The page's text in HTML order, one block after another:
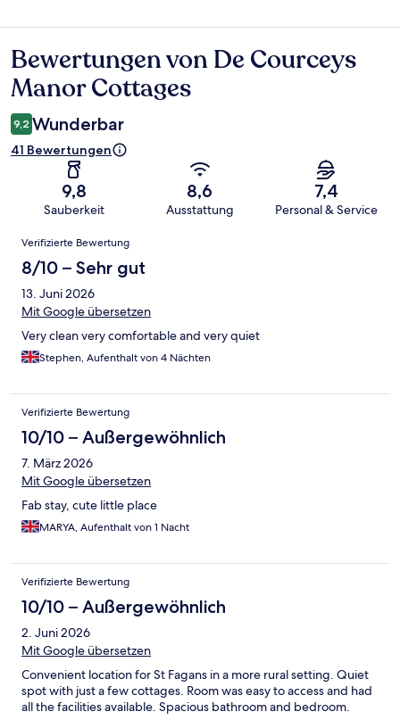
Bewertungen
Bewertungen von De Courceys
Manor Cottages
9,2 Wunderbar
41 Bewertungen
9,8
Sauberkeit
8,6
Ausstattung
7,4
Personal & Service
Bewertungen
Verifizierte Bewertung
8/10 – Sehr gut
13. Juni 2026
Mit Google übersetzen
Very clean very comfortable and very quiet
Stephen, Aufenthalt von 4 Nächten
Verifizierte Bewertung
10/10 – Außergewöhnlich
7. März 2026
Mit Google übersetzen
Fab stay, cute little place
MARYA, Aufenthalt von 1 Nacht
Verifizierte Bewertung
10/10 – Außergewöhnlich
2. Juni 2026
Mit Google übersetzen
Convenient location for St Fagans in a more rural setting. Quiet
spot with just a few cottages. Room was easy to access and had
all the facilities available. Spacious bathroom and bedroom.